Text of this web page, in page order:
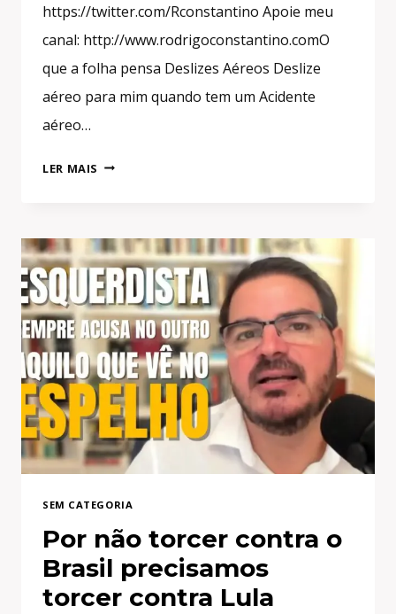
https://twitter.com/Rconstantino Apoie meu
canal: http://www.rodrigoconstantino.comO
que a folha pensa Deslizes Aéreos Deslize
aéreo para mim quando tem um Acidente
aéreo…
LER MAIS #SHORTS
NO
OUTRO
AQUILO
QUE
VÊ
NO
ESPELHO
SEM CATEGORIA
Por não torcer contra o
Brasil precisamos
torcer contra Lula